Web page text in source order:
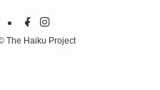
The Haiku Project